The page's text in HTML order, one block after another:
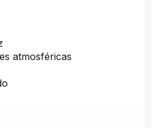
atmosféricas